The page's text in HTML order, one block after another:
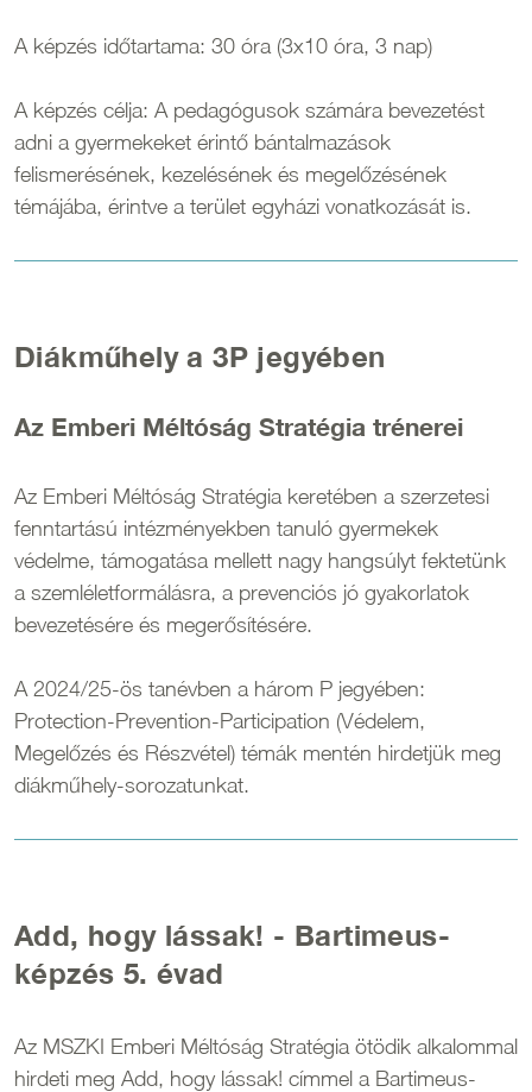
A képzés időtartama: 30 óra (3x10 óra, 3 nap)
A képzés célja: A pedagógusok számára bevezetést
adni a gyermekeket érintő bántalmazások
felismerésének, kezelésének és megelőzésének
témájába, érintve a terület egyházi vonatkozását is.
Diákműhely a 3P jegyében
Az Emberi Méltóság Stratégia trénerei
Az Emberi Méltóság Stratégia keretében a szerzetesi
fenntartású intézményekben tanuló gyermekek
védelme, támogatása mellett nagy hangsúlyt fektetünk
a szemléletformálásra, a prevenciós jó gyakorlatok
bevezetésére és megerősítésére.
A 2024/25-ös tanévben a három P jegyében:
Protection-Prevention-Participation (Védelem,
Megelőzés és Részvétel) témák mentén hirdetjük meg
diákműhely-sorozatunkat.
Add, hogy lássak! - Bartimeus-
képzés 5. évad
Az MSZKI Emberi Méltóság Stratégia ötödik alkalommal
hirdeti meg Add, hogy lássak! címmel a Bartimeus-